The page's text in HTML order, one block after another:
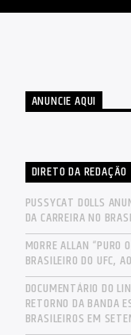
ANUNCIE AQUI
DIRETO DA REDAÇÃO
PUSSYCAT DOLLS
DA CARREIRA NO
MORRE ALLAN “PURO
BRASILEIRO DO UFC,
DOCUMENTÁRIO DO
RETORNO DA BANDA
BRASILEIROS EM